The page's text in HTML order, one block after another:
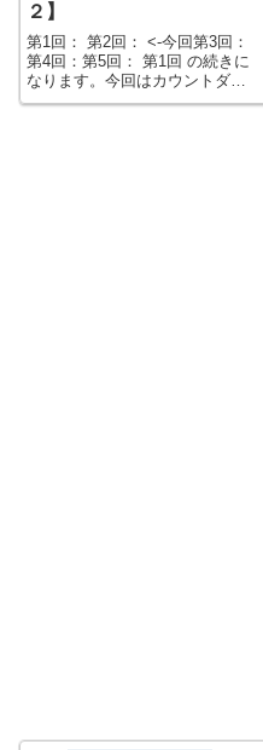
２】
第1回： 第2回： <-今回第3回：
第4回：第5回： 第1回 の続きに
なります。今回はカウントダウ
ン...